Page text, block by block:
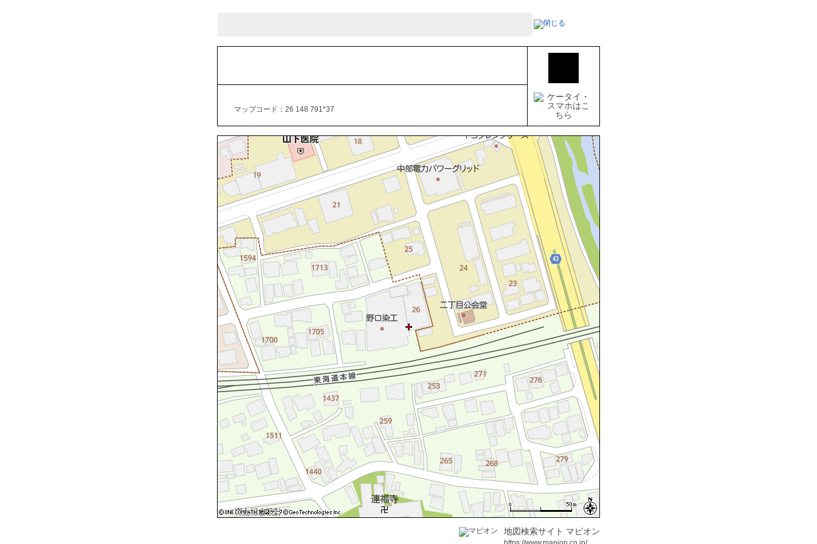
マップコード：26 148 791*37
地図検索サイト マピオン